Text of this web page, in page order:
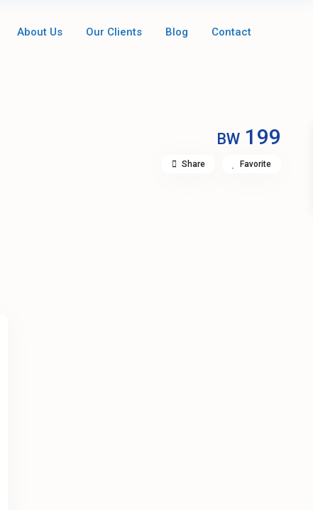
About Us Our Clients Blog Contact
BW199
Share Favorite